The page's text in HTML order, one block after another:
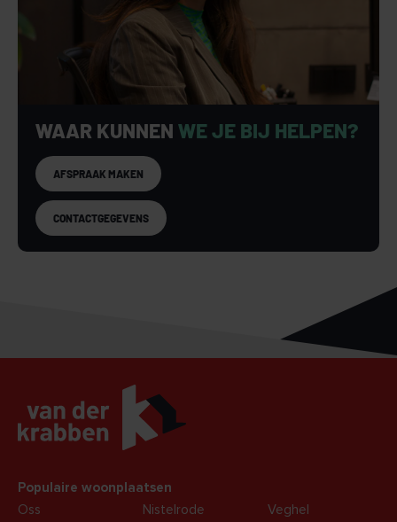
WAAR KUNNEN WE JE BIJ HELPEN?
AFSPRAAK MAKEN
CONTACTGEGEVENS
Populaire woonplaatsen
Oss
Nistelrode Veghel